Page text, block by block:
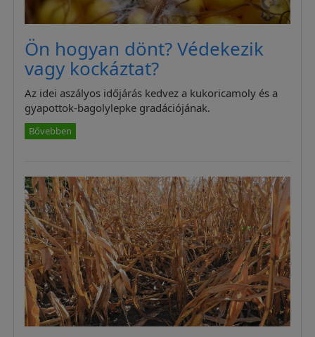
Ön hogyan dönt? Védekezik
vagy kockáztat?
Az idei aszályos időjárás kedvez a kukoricamoly és a
gyapottok-bagolylepke gradációjának.
Bővebben